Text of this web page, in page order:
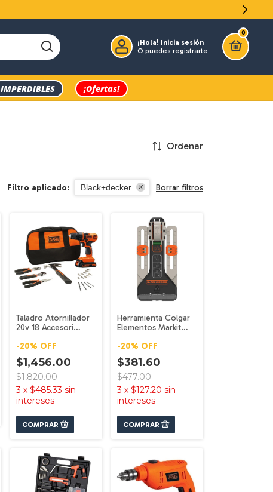
¡Hola! Inicia sesión
O puedes registrarte
0
IMPERDIBLES ¡Ofertas!
Ordenar
Filtro aplicado: Black+decker Borrar filtros
Taladro Atornillador
20v 18 Accesori
Black+decker
-20% OFF
$1,456.00
$1,820.00
3 x $485.33 sin
intereses
Herramienta Colgar
Elementos Markit
Black+decker
-20% OFF
$381.60
$477.00
3 x $127.20 sin
intereses